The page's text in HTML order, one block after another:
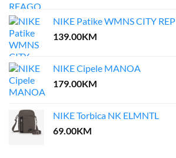
NIKE Patike WMNS CITY REP
139.00KM
NIKE Cipele MANOA
179.00KM
NIKE Torbica NK ELMNTL
69.00KM